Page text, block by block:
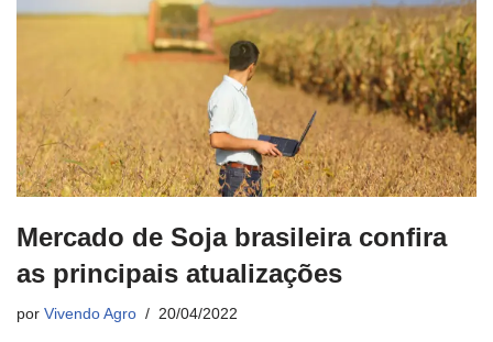
Mercado de Soja brasileira confira
as principais atualizações
por Vivendo Agro 20/04/2022